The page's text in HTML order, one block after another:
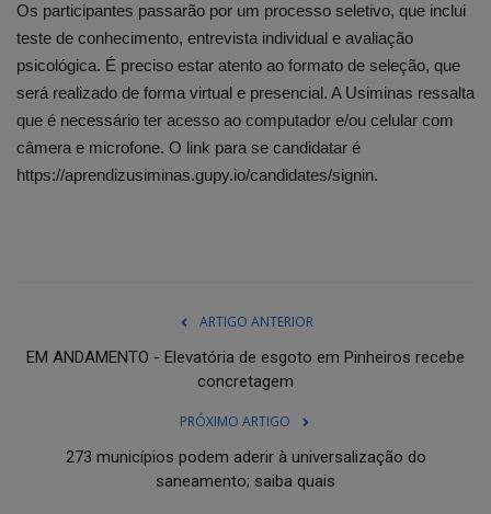
Os participantes passarão por um processo seletivo, que inclui
teste de conhecimento, entrevista individual e avaliação
psicológica. É preciso estar atento ao formato de seleção, que
será realizado de forma virtual e presencial. A Usiminas ressalta
que é necessário ter acesso ao computador e/ou celular com
câmera e microfone. O link para se candidatar é
https://aprendizusiminas.gupy.io/candidates/signin.
ARTIGO ANTERIOR
EM ANDAMENTO - Elevatória de esgoto em Pinheiros recebe
concretagem
PRÓXIMO ARTIGO
273 municípios podem aderir à universalização do
saneamento; saiba quais